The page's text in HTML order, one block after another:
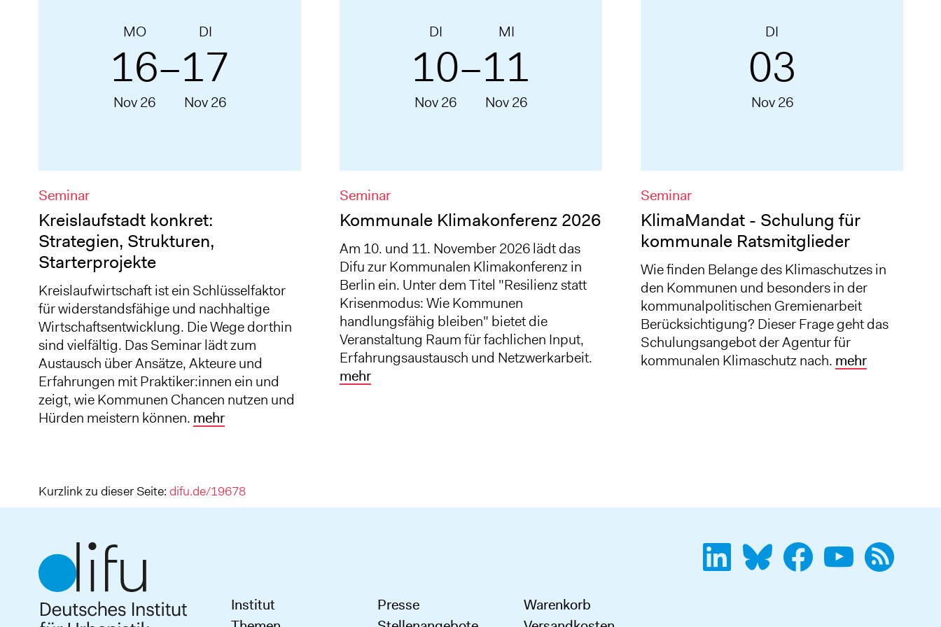
MO
16
Nov 26
–
DI
17
Nov 26
Seminar
Kreislaufstadt konkret:
Strategien, Strukturen,
Starterprojekte
Kreislaufwirtschaft ist ein Schlüsselfaktor
für widerstandsfähige und nachhaltige
Wirtschaftsentwicklung. Die Wege dorthin
sind vielfältig. Das Seminar lädt zum
Austausch über Ansätze, Akteure und
Erfahrungen mit Praktiker:innen ein und
zeigt, wie Kommunen Chancen nutzen und
Hürden meistern können. mehr
DI
10
Nov 26
–
MI
11
Nov 26
Seminar
Kommunale Klimakonferenz 2026
Am 10. und 11. November 2026 lädt das
Difu zur Kommunalen Klimakonferenz in
Berlin ein. Unter dem Titel "Resilienz statt
Krisenmodus: Wie Kommunen
handlungsfähig bleiben" bietet die
Veranstaltung Raum für fachlichen Input,
Erfahrungsaustausch und Netzwerkarbeit.
mehr
DI
03
Nov 26
Seminar
KlimaMandat - Schulung für
kommunale Ratsmitglieder
Wie finden Belange des Klimaschutzes in
den Kommunen und besonders in der
kommunalpolitischen Gremienarbeit
Berücksichtigung? Dieser Frage geht das
Schulungsangebot der Agentur für
kommunalen Klimaschutz nach. mehr
Kurzlink zu dieser Seite: difu.de/19678
Institut
Presse
Warenkorb